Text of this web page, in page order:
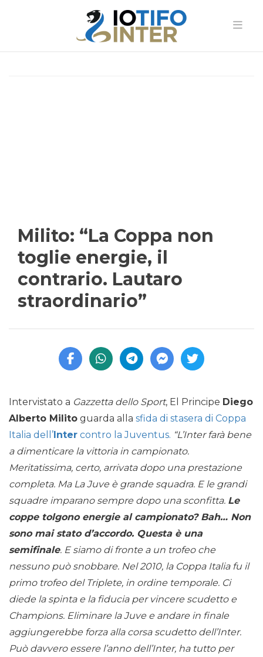
Milito: “La Coppa non
toglie energie, il
contrario. Lautaro
straordinario”
Intervistato a Gazzetta dello Sport, El Principe Diego
Alberto Milito guarda alla sfida di stasera di Coppa
Italia dell’Inter contro la Juventus. “L’Inter farà bene
a dimenticare la vittoria in campionato.
Meritatissima, certo, arrivata dopo una prestazione
completa. Ma La Juve è grande squadra. E le grandi
squadre imparano sempre dopo una sconfitta. Le
coppe tolgono energie al campionato? Bah… Non
sono mai stato d’accordo. Questa è una
semifinale. E siamo di fronte a un trofeo che
nessuno può snobbare. Nel 2010, la Coppa Italia fu il
primo trofeo del Triplete, in ordine temporale. Ci
diede la spinta e la fiducia per vincere scudetto e
Champions. Eliminare la Juve e andare in finale
aggiungerebbe forza alla corsa scudetto dell’Inter.
Può davvero essere l’anno dell’Inter, ha tutto per